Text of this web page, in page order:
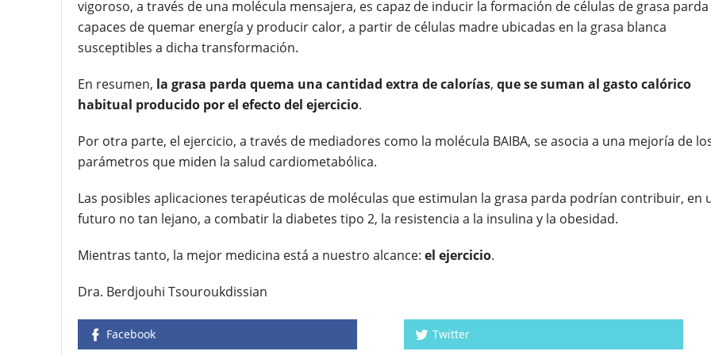
vigoroso, a través de una molécula mensajera, es capaz de inducir la formación de células de grasa parda
capaces de quemar energía y producir calor, a partir de células madre ubicadas en la grasa blanca
susceptibles a dicha transformación.
En resumen, la grasa parda quema una cantidad extra de calorías, que se suman al gasto calórico
habitual producido por el efecto del ejercicio.
Por otra parte, el ejercicio, a través de mediadores como la molécula BAIBA, se asocia a una mejoría de
parámetros que miden la salud cardiometabólica.
Las posibles aplicaciones terapéuticas de moléculas que estimulan la grasa parda podrían contribuir, en
futuro no tan lejano, a combatir la diabetes tipo 2, la resistencia a la insulina y la obesidad.
Mientras tanto, la mejor medicina está a nuestro alcance: el ejercicio.
Dra. Berdjouhi Tsouroukdissian
Facebook Twitter